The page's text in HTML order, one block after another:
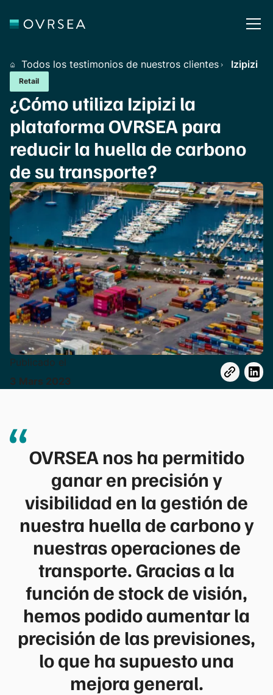
Todos los testimonios de nuestros clientes Izipizi
Retail
¿Cómo utiliza Izipizi la
plataforma OVRSEA para
reducir la huella de carbono
de su transporte?
Publicado el
3 Mars 2023
OVRSEA nos ha permitido
ganar en precisión y
visibilidad en la gestión de
nuestra huella de carbono y
nuestras operaciones de
transporte. Gracias a la
función de stock de visión,
hemos podido aumentar la
precisión de las previsiones,
lo que ha supuesto una
mejora general.